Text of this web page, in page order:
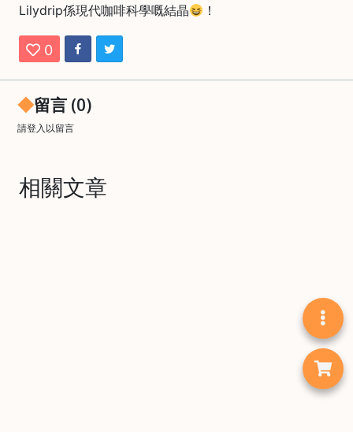
廈
4
座
樓
鑽
山
站
Lilydrip係現代咖啡科學嘅結晶
！
0
留言 (0)
請登入 以留言
相關文章